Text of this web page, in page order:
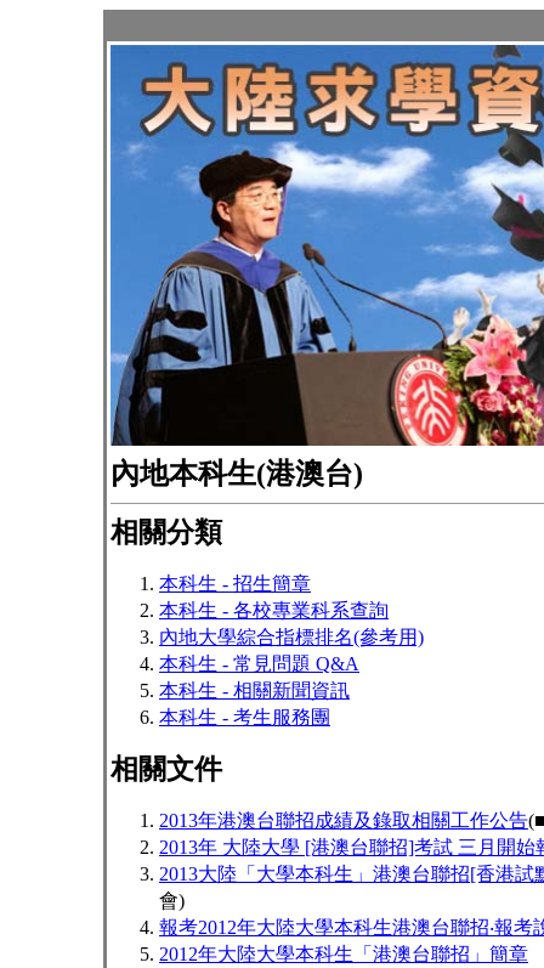
內地本科生(港澳台)
相關分類
本科生 - 招生簡章
本科生 - 各校專業科系查詢
內地大學綜合指標排名(參考用)
本科生 - 常見問題 Q&A
本科生 - 相關新聞資訊
本科生 - 考生服務團
相關文件
2013年港澳台聯招成績及錄取相關工作公告
2013年 大陸大學 [港澳台聯招]考試 三月開始
2013大陸「大學本科生」港澳台聯招[香港試
會)
報考2012年大陸大學本科生港澳台聯招‧報考
2012年大陸大學本科生「港澳台聯招」簡章